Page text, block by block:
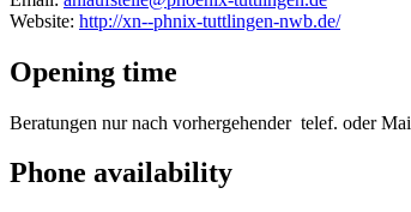
Website: http://xn--phnix-tuttlingen-nwb.de/
Opening time
Beratungen nur nach vorhergehender telef. oder
Phone availability